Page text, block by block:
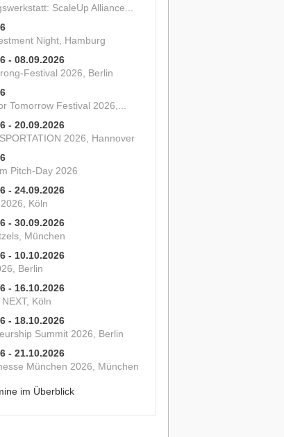
ScaleUp Alliance...
Night, Hamburg
- 08.09.2026
Festival 2026, Berlin
Tomorrow Festival 2026,...
- 20.09.2026
2026, Hannover
Pitch-Day 2026
- 24.09.2026
Köln
- 30.09.2026
München
- 10.10.2026
Berlin
- 16.10.2026
Köln
- 18.10.2026
Summit 2026, Berlin
- 21.10.2026
München 2026, München
im Überblick